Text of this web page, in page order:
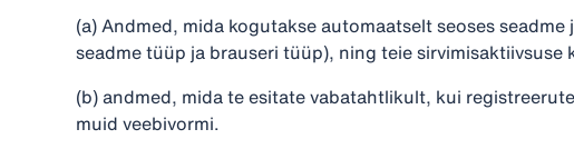
(a) Andmed, mida kogutakse automaatselt seoses
seadme tüüp ja brauseri tüüp), ning teie
(b) andmed, mida te esitate vabatahtlikult, kui
muid veebivormi.